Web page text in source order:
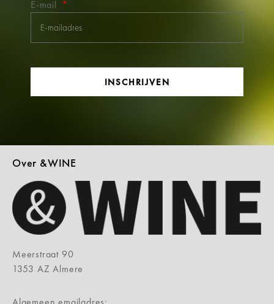
E-mail
INSCHRIJVEN
Over &WINE
Meerstraat 90
1353 AZ Almere